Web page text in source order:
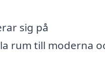
sig på
rum till moderna